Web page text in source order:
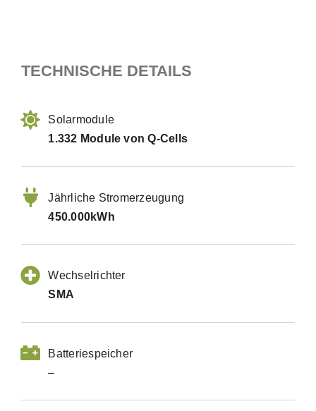
TECHNISCHE DETAILS
Solarmodule
1.332 Module von Q-Cells
Jährliche Stromerzeugung
450.000kWh
Wechselrichter
SMA
Batteriespeicher
–